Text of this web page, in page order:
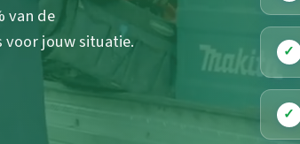
van de
voor jouw situatie.
✓
✓